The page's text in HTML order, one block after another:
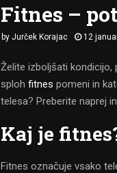
Fitnes –
by Jurček Korajac 12
Želite izboljšati kondicijo,
sploh fitnes pomeni in
telesa? Preberite naprej
Kaj je
Fitnes označuje vsako